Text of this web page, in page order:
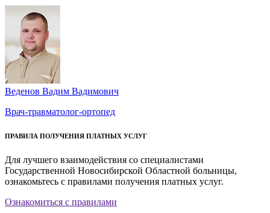
Веденов Вадим Вадимович
Врач-травматолог-ортопед
ПРАВИЛА ПОЛУЧЕНИЯ ПЛАТНЫХ УСЛУГ
Для лучшего взаимодействия со специалистами
Государственной Новосибирской Областной больницы,
ознакомьтесь с правилами получения платных услуг.
Ознакомиться с правилами